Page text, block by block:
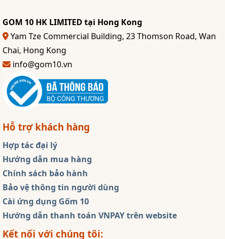
GOM 10 HK LIMITED tại Hong Kong
Yam Tze Commercial Building, 23 Thomson Road, Wan
Chai, Hong Kong
info@gom10.vn
Hỗ trợ khách hàng
Hợp tác đại lý
Hướng dẫn mua hàng
Chính sách bảo hành
Bảo vệ thông tin người dùng
Cài ứng dụng Gốm 10
Hướng dẫn thanh toán VNPAY trên website
Kết nối với chúng tôi: